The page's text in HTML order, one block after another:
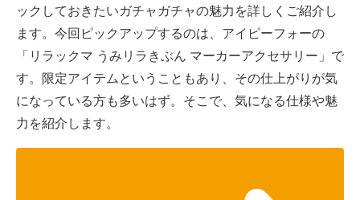
ックしておきたいガチャガチャの魅力を詳しくご紹介し
ます。今回ピックアップするのは、アイピーフォーの
「リラックマ うみリラきぶん マーカーアクセサリー」で
す。限定アイテムということもあり、その仕上がりが気
になっている方も多いはず。そこで、気になる仕様や魅
力を紹介します。